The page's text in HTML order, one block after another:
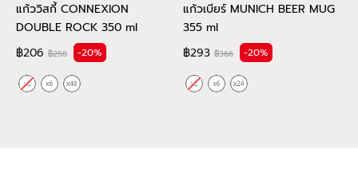
แก้ววิสกี้ CONNEXION
DOUBLE ROCK 350 ml
฿206 ฿258 -20%
แก้วเบียร์ MUNICH BEER MUG
355 ml
฿293 ฿366 -20%